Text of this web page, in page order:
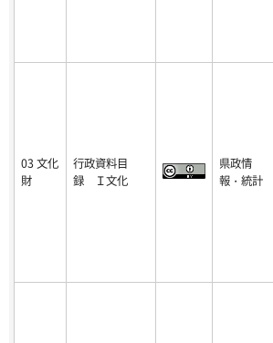
03 文化
財
行政資料目
録 Ｉ文化
県政情
報・統計